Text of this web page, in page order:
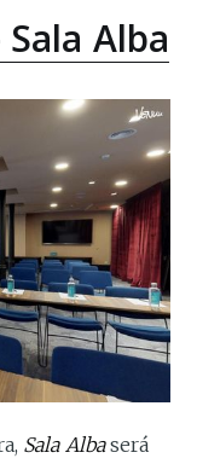
Alba
Sala Albaserá